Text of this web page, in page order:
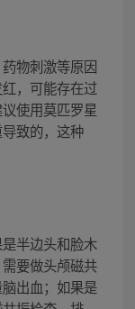
物刺激等原因
，可能存在过
使用莫匹罗星
致的，这种
半边头和脸木
要做头颅磁共
出血；如果是